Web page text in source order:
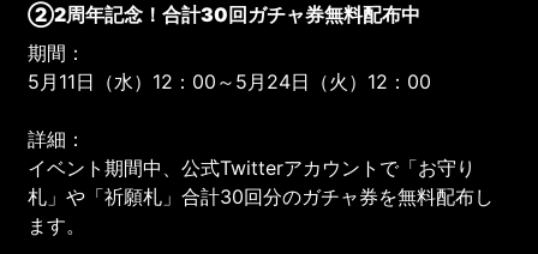
②2周年記念！合計30回ガチャ券無料配布中
期間：
5月11日（水）12：00～5月24日（火）12：00
詳細：
イベント期間中、公式Twitterアカウントで「お守り
札」や「祈願札」合計30回分のガチャ券を無料配布し
ます。